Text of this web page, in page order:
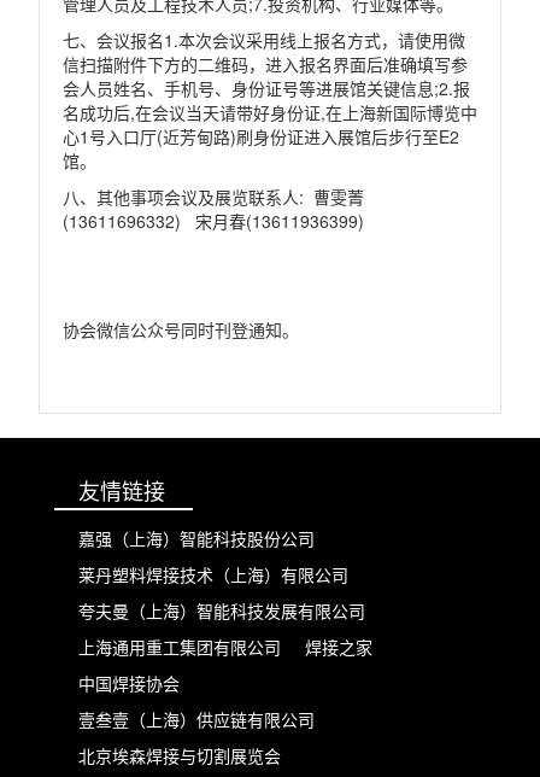
七、会议报名1.本次会议采用线上报名方式，请使用微
信扫描附件下方的二维码，进入报名界面后准确填写参
会人员姓名、手机号、身份证号等进展馆关键信息;2.报
名成功后,在会议当天请带好身份证,在上海新国际博览中
心1号入口厅(近芳甸路)刷身份证进入展馆后步行至E2
馆。
八、其他事项会议及展览联系人: 曹雯菁
(13611696332) 宋月春(13611936399)
协会微信公众号同时刊登通知。
友情链接
嘉强（上海）智能科技股份公司
莱丹塑料焊接技术（上海）有限公司
夸夫曼（上海）智能科技发展有限公司
上海通用重工集团有限公司
焊接之家
中国焊接协会
壹叁壹（上海）供应链有限公司
北京埃森焊接与切割展览会